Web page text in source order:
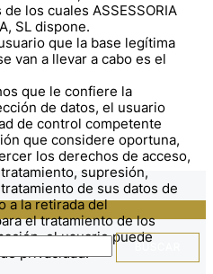
los cuales ASSESSORIA
SL dispone.
que la base legítima
van a llevar a cabo es el
que le confiere la
de datos, el usuario
de control competente
que considere oportuna,
los derechos de acceso,
supresión,
de sus datos de
a la retirada del
el tratamiento de los
el usuario puede
privacidad.